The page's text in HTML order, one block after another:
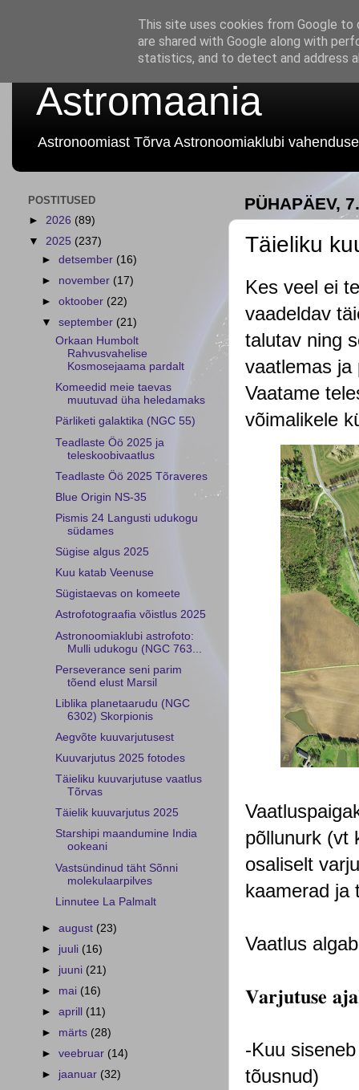
Astromaania
Astronoomiast Tõrva Astronoomiaklubi
PÜHAPÄEV,
Täieliku
Kes veel ei
vaadeldav
talutav ning
vaatlemas ja
Vaatame
võimalikele
põllunurk (vt
osaliselt
kaamerad ja
Vaatlus
𝐕𝐚𝐫𝐣𝐮𝐭𝐮𝐬𝐞
-Kuu
tõusnud)⁣
POSTITUSED
► 2026 (89)
▼ 2025 (237)
►detsember (16)
► november (17)
►oktoober (22)
▼september (21)
Orkaan Humbolt
Rahvusvahelise
Kosmosejaama pardalt
Komeedid meie taevas
muutuvad üha heledamaks
Pärliketi galaktika (NGC 55)
Teadlaste Öö 2025 ja
teleskoobivaatlus
Teadlaste Öö 2025 Tõraveres
Blue Origin NS-35
Pismis 24 Langusti udukogu
südames
Sügise algus 2025
Kuu katab Veenuse
Sügistaevas on komeete
Astrofotograafia võistlus 2025
Astronoomiaklubi astrofoto:
Mulli udukogu (NGC 763...
Perseverance seni parim
tõend elust Marsil
Liblika planetaarudu (NGC
6302) Skorpionis
Aegvõte kuuvarjutusest
Kuuvarjutus 2025 fotodes
Täieliku kuuvarjutuse vaatlus
Tõrvas
Täielik kuuvarjutus 2025
Starshipi maandumine India
ookeani
Vastsündinud täht Sõnni
molekulaarpilves
Linnutee La Palmalt
►august (23)
► juuli (16)
► juuni (21)
► mai (16)
►aprill (11)
► märts (28)
►veebruar (14)
► jaanuar (32)
This site uses cookies from Google to
are shared with Google along with
statistics, and to detect and address